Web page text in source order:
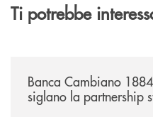
Ti potrebbe
Banca Cambiano
siglano la partnership